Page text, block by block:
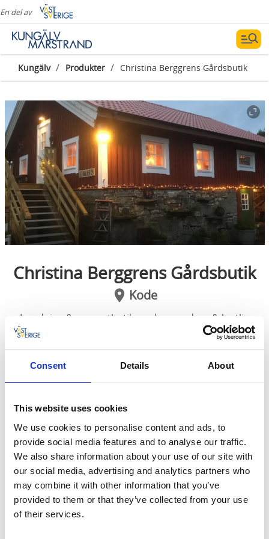
Consent Details About
This website uses cookies
We use cookies to personalise content and ads, to
provide social media features and to analyse our traffic.
We also share information about your use of our site with
our social media, advertising and analytics partners who
may combine it with other information that you’ve
provided to them or that they’ve collected from your use
of their services.
En del av
Kungälv / Produkter / Christina Berggrens Gårdsbutik
Christina Berggrens Gårdsbutik
Kode
Inredning & presentbutik med en modern & lantlig
I Christina Berggrens gårdsbutik finner man
inredning i lantlig & modern design till
hemmet, trädgården och balkongen.
Det finns mycket inspiration och fint att handla inför
alla årets stora helger, advent, lucia, jul, nyår och
påsk. Här får man en personlig service och inslagning
om man önskar av paket.
Gårdsbutiken ligger i en charmig & mysig miljö på en
gård mellan Kungälv & Marstrand.